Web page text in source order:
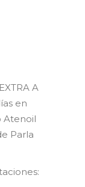
A
en
Atenoil
Parla